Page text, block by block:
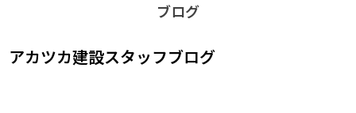
ブログ
アカツカ建設スタッフブログ